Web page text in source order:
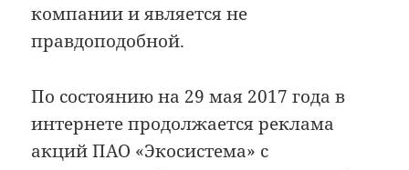
компании и является не
правдоподобной.
По состоянию на 29 мая 2017 года в
интернете продолжается реклама
акций ПАО «Экосистема» с